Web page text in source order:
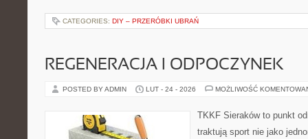
CATEGORIES: DIY – PRZERÓBKI UBRAŃ
REGENERACJA I ODPOCZYNEK
POSTED BY ADMIN LUT - 24 - 2026 MOŻLIWOŚĆ
TKKF Sieraków to punkt
traktują sport nie jako